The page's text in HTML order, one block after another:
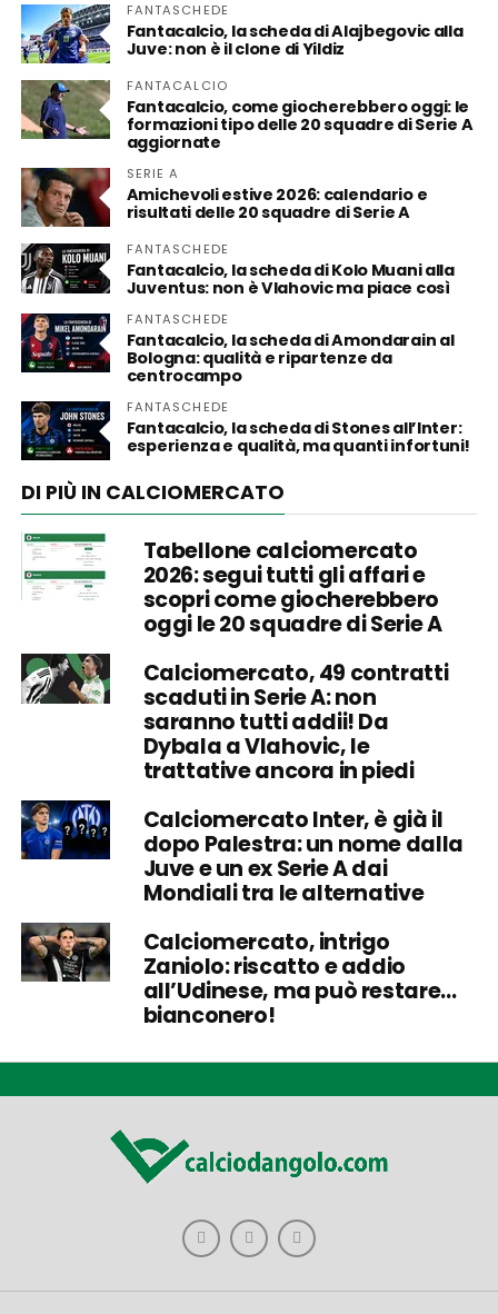
FANTASCHEDE
Fantacalcio, la scheda di Alajbegovic alla
Juve: non è il clone di Yildiz
FANTACALCIO
Fantacalcio, come giocherebbero oggi: le
formazioni tipo delle 20 squadre di Serie A
aggiornate
SERIE A
Amichevoli estive 2026: calendario e
risultati delle 20 squadre di Serie A
FANTASCHEDE
Fantacalcio, la scheda di Kolo Muani alla
Juventus: non è Vlahovic ma piace così
FANTASCHEDE
Fantacalcio, la scheda di Amondarain al
Bologna: qualità e ripartenze da
centrocampo
FANTASCHEDE
Fantacalcio, la scheda di Stones all’Inter:
esperienza e qualità, ma quanti infortuni!
DI PIÙ IN CALCIOMERCATO
Tabellone calciomercato
2026: segui tutti gli affari e
scopri come giocherebbero
oggi le 20 squadre di Serie A
Calciomercato, 49 contratti
scaduti in Serie A: non
saranno tutti addii! Da
Dybala a Vlahovic, le
trattative ancora in piedi
Calciomercato Inter, è già il
dopo Palestra: un nome dalla
Juve e un ex Serie A dai
Mondiali tra le alternative
Calciomercato, intrigo
Zaniolo: riscatto e addio
all’Udinese, ma può restare…
bianconero!